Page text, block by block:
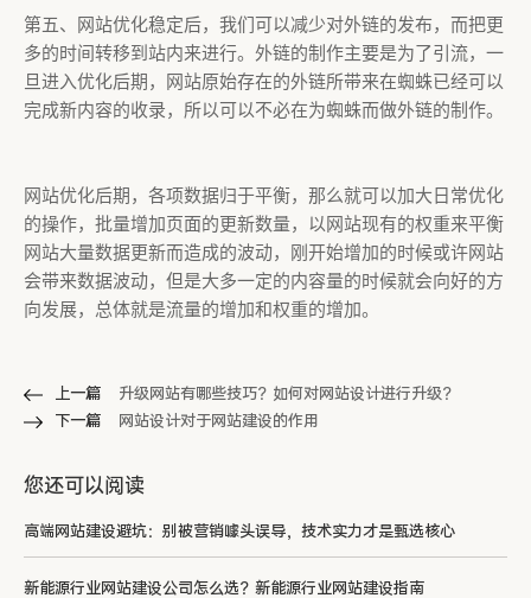
第五、网站优化稳定后，我们可以减少对外链的发布，而把更
多的时间转移到站内来进行。外链的制作主要是为了引流，一
旦进入优化后期，网站原始存在的外链所带来在蜘蛛已经可以
完成新内容的收录，所以可以不必在为蜘蛛而做外链的制作。
网站优化后期，各项数据归于平衡，那么就可以加大日常优化
的操作，批量增加页面的更新数量，以网站现有的权重来平衡
网站大量数据更新而造成的波动，刚开始增加的时候或许网站
会带来数据波动，但是大多一定的内容量的时候就会向好的方
向发展，总体就是流量的增加和权重的增加。
上一篇
升级网站有哪些技巧？如何对网站设计进行升级？
下一篇
网站设计对于网站建设的作用
您还可以阅读
高端网站建设避坑：别被营销噱头误导，技术实力才是甄选核心
新能源行业网站建设公司怎么选？新能源行业网站建设指南